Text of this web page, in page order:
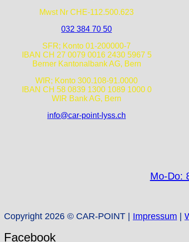
Mwst Nr CHE-112.500.623
032 384 70 50
SFR; Konto 01-200000-7
IBAN CH 27 0079 0016 2430 5967 5
Berner Kantonalbank AG, Bern
WIR; Konto 300.108-91.0000
IBAN CH 58 0839 1300 1089 1000 0
WIR Bank AG, Bern
info@car-point-lyss.ch
Mo-Do:
Copyright 2026 © CAR-POINT | Impressum |
Facebook